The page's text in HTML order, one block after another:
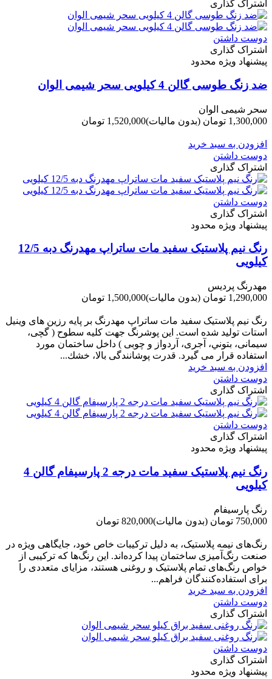
اشتراک گذاری
دوست داشتن
اشتراک گذاری
پیشنهاد ویژه محدود
ضد زنگ طوسی گالن 4 کیلویی سحر شیمی الوان
سحر شیمی الوان
1,300,000 تومان
(بدون مالیات)1,520,000 تومان
افزودن به سبد خرید
دوست داشتن
اشتراک گذاری
دوست داشتن
اشتراک گذاری
پیشنهاد ویژه محدود
رنگ نیم پلاستیک سفید مات ساتراپ مهدرنگ دبه 12/5
کیلویی
مهدرنگ پردیس
1,290,000 تومان
(بدون مالیات)1,500,000 تومان
رنگ نیم پلاستیک سفید مات ساتراپ مهدرنگ بر پایه رزین های وینیل
استات تولید شده است. این پوشرنگ جهت کلیه سطوح ( گچی،
سیمانی، بتوني، آجری، آردواز و چوبی ) داخل ساختمان مورد
استفاده قرار می گیرد. قدرت پوشانندگی بالا، خشك...
افزودن به سبد خرید
دوست داشتن
اشتراک گذاری
دوست داشتن
اشتراک گذاری
پیشنهاد ویژه محدود
رنگ نیم پلاستیک سفید مات درجه 2 پارسیفام گالن 4
کیلویی
رنگ پارسیفام
750,000 تومان
(بدون مالیات)820,000 تومان
رنگ‌های نیمه پلاستیک، به دلیل ترکیبات خاص خود، جایگاهی ویژه در
صنعت رنگ‌آمیزی ساختمان پیدا کرده‌اند. این رنگ‌ها که ترکیبی از
خواص رنگ‌های تمام پلاستیک و روغنی هستند، مزایای متعددی را
برای استفاده‌کنندگان فراهم...
افزودن به سبد خرید
دوست داشتن
اشتراک گذاری
دوست داشتن
اشتراک گذاری
پیشنهاد ویژه محدود